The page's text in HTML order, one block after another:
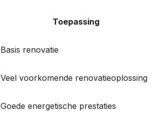
Toepassing
Basis renovatie
Veel voorkomende renovatieoplossing
Goede energetische prestaties